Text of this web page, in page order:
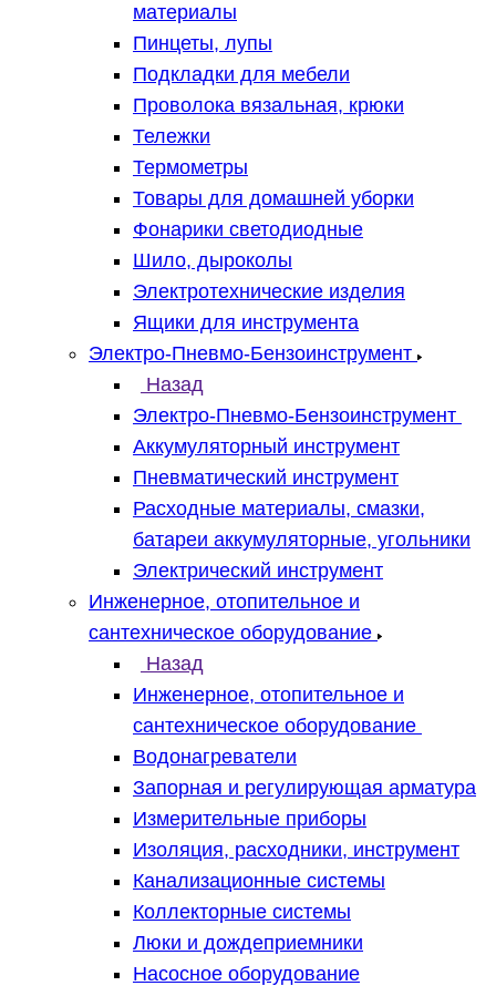
материалы
Пинцеты, лупы
Подкладки для мебели
Проволока вязальная, крюки
Тележки
Термометры
Товары для домашней уборки
Фонарики светодиодные
Шило, дыроколы
Электротехнические изделия
Ящики для инструмента
Электро-Пневмо-Бензоинструмент
Назад
Электро-Пневмо-Бензоинструмент
Аккумуляторный инструмент
Пневматический инструмент
Расходные материалы, смазки,
батареи аккумуляторные, угольники
Электрический инструмент
Инженерное, отопительное и
сантехническое оборудование
Назад
Инженерное, отопительное и
сантехническое оборудование
Водонагреватели
Запорная и регулирующая арматура
Измерительные приборы
Изоляция, расходники, инструмент
Канализационные системы
Коллекторные системы
Люки и дождеприемники
Насосное оборудование